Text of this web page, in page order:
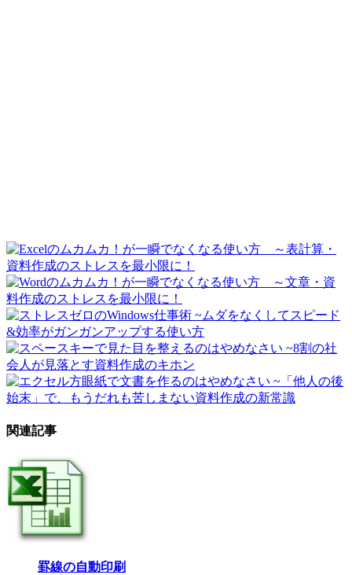
関連記事
罫線の自動印刷